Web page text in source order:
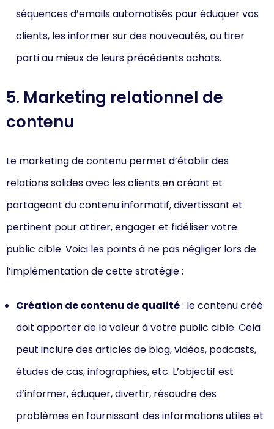
séquences d’emails automatisés pour éduquer vos
clients, les informer sur des nouveautés, ou tirer
parti au mieux de leurs précédents achats.
5. Marketing relationnel de
contenu
Le marketing de contenu permet d’établir des
relations solides avec les clients en créant et
partageant du contenu informatif, divertissant et
pertinent pour attirer, engager et fidéliser votre
public cible. Voici les points à ne pas négliger lors de
l’implémentation de cette stratégie :
Création de contenu de qualité: le contenu créé
doit apporter de la valeur à votre public cible. Cela
peut inclure des articles de blog, vidéos, podcasts,
études de cas, infographies, etc. L’objectif est
d’informer, éduquer, divertir, résoudre des
problèmes en fournissant des informations utiles et